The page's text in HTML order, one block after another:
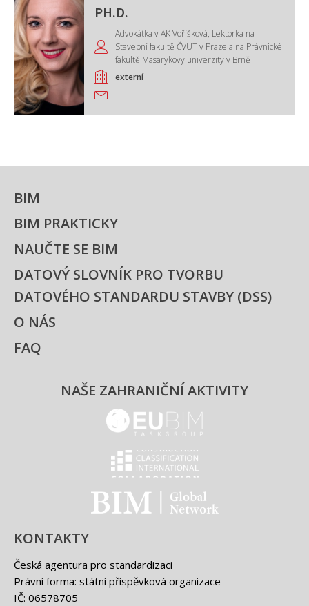
PH.D.
Advokátka v AK Voříšková, Lektorka na
Stavební fakultě ČVUT v Praze a na Právnické
fakultě Masarykovy univerzity v Brně
externí
KONTAKTY
Česká agentura pro standardizaci
Právní forma: státní příspěvková organizace
IČ: 06578705
BIM
BIM PRAKTICKY
NAUČTE SE BIM
DATOVÝ SLOVNÍK PRO TVORBU
DATOVÉHO STANDARDU STAVBY (DSS)
O NÁS
FAQ
NAŠE ZAHRANIČNÍ AKTIVITY
EUBIM - logo
Classification international -
BIM - logo